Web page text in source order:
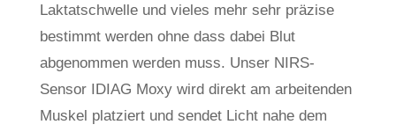
Laktatschwelle und vieles mehr sehr präzise
bestimmt werden ohne dass dabei Blut
abgenommen werden muss. Unser NIRS-
Sensor IDIAG Moxy wird direkt am arbeitenden
Muskel platziert und sendet Licht nahe dem